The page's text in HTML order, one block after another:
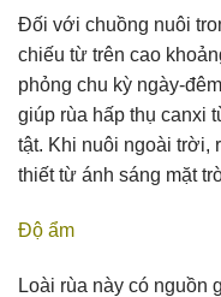
Đối với chuồng nuôi
chiếu từ trên cao
phỏng chu kỳ ngày-
giúp rùa hấp thụ canxi
tật. Khi nuôi ngoài trời,
thiết từ ánh sáng mặt
Độ ẩm
Loài rùa này có nguồn